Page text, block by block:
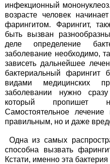
инфекционный
возрасте человек
фарингитом. Фарингит,
быть вызван
деле определение
заболевание необходимо,
зависеть дальнейшее
бактериальный фарингит
видами медицинских
заболевании нужно
который пропишет
Самостоятельное
правильным, но и даже
Одна из самых
способна вызвать
Кстати, именно эта